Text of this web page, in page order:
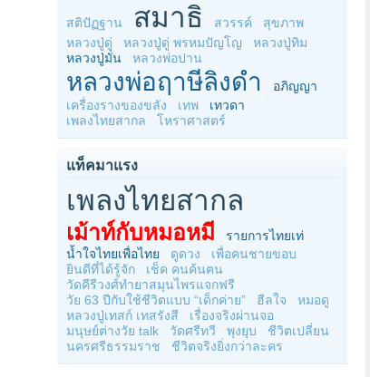
สติปัฏฐาน สมาธิ สวรรค์
สุขภาพ
หลวงปู่ดู่
หลวงปู่ดู่ พรหมปัญโญ
หลวงปู่ทิม
หลวงปู่มั่น
หลวงพ่อปาน
หลวงพ่อฤาษีลิงดำ
อภิญญา
เครื่องรางของขลัง
เทพ
เทวดา
เพลงไทยสากล
โหราศาสตร์
แท็คมาแรง
เพลงไทยสากล
เม้าท์กับหมอหมี
รายการไทยเท่
น้ำใจไทยเพื่อไทย
ดูดวง
เพื่อคนชายขอบ
ยินดีที่ได้รู้จัก
เช็ค คนค้นฅน
วัดคีรีวงศ์ทำยาสมุนไพรแจกฟรี
วัย 63 ปีกับใช้ชีวิตแบบ “เด็กค่าย”
ฮีลใจ
หมอดู
หลวงปู่เทสก์ เทสรังสี
เรื่องจริงผ่านจอ
มนุษย์ต่างวัย talk
วัดศรีทวี พุงยุบ
ชีวิตเปลี่ยน
นครศรีธรรมราช
ชีวิตจริงยิ่งกว่าละคร